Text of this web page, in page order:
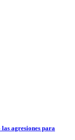
agresiones para